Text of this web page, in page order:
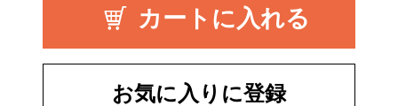
お気に入りに登録